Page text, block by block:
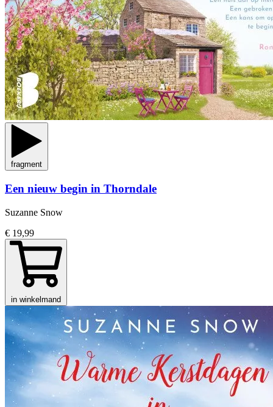
fragment
Een nieuw begin in Thorndale
Suzanne Snow
€ 19,99
in winkelmand